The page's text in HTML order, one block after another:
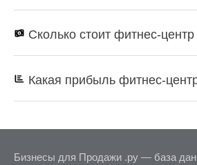
Сколько стоит фитнес-
Какая прибыль фитнес-
Бизнесы для Продажи .ру — база